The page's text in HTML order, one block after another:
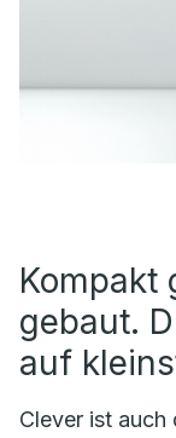
Kompakt
gebaut.
auf
Clever ist auch